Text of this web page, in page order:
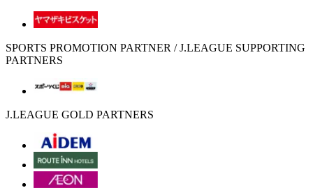
SPORTS PROMOTION PARTNER / J.LEAGUE SUPPORTING
PARTNERS
J.LEAGUE GOLD PARTNERS